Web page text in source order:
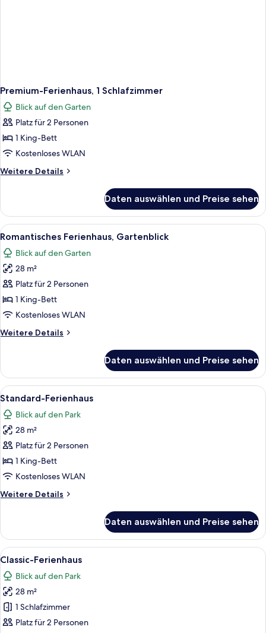
Premium-Ferienhaus, 1 Schlafzimmer
Blick auf den Garten
Platz für 2 Personen
1 King-Bett
Kostenloses WLAN
Weitere Details
Weitere
Ferienhaus,
Schlafzimmer
Daten auswählen und Preise sehen
Alle
Fotos
für
Romantisches
Ferienhaus,
Gartenblick
anzeigen
Ein Wohnzimmer mit Kamin, einer
9
Romantisches Ferienhaus, Gartenblick
Blick auf den Garten
28 m²
Platz für 2 Personen
1 King-Bett
Kostenloses WLAN
Weitere Details
Weitere
Ferienhaus,
Gartenblick
Daten auswählen und Preise sehen
Alle
Fotos
für
Standard-
Ferienhaus
anzeigen
Ein Schlafzimmer mit einem Bett,
7
Standard-Ferienhaus
Blick auf den Park
28 m²
Platz für 2 Personen
1 King-Bett
Kostenloses WLAN
Weitere Details
Weitere
Ferienhaus
Daten auswählen und Preise sehen
Alle
Fotos
für
Classic-
Ferienhaus
anzeigen
Ein Wohnzimmer mit Kamin, Esstisch
6
Classic-Ferienhaus
Blick auf den Park
28 m²
1 Schlafzimmer
Platz für 2 Personen